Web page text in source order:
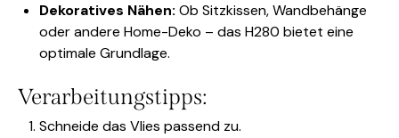
Dekoratives Nähen: Ob Sitzkissen, Wandbehänge
oder andere Home-Deko – das H280 bietet eine
optimale Grundlage.
Verarbeitungstipps:
Schneide das Vlies passend zu.